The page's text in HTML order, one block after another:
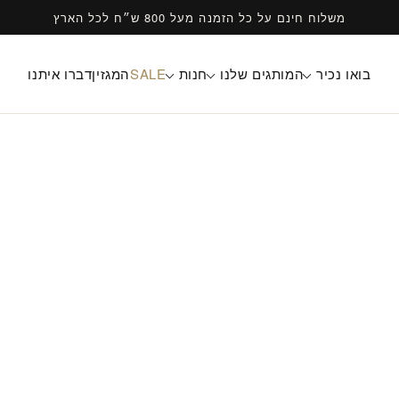
משלוח חינם על כל הזמנה מעל 800 ש״ח לכל הארץ
בואו נכיר המותגים שלנו חנות SALEהמגזיןדברו איתנו